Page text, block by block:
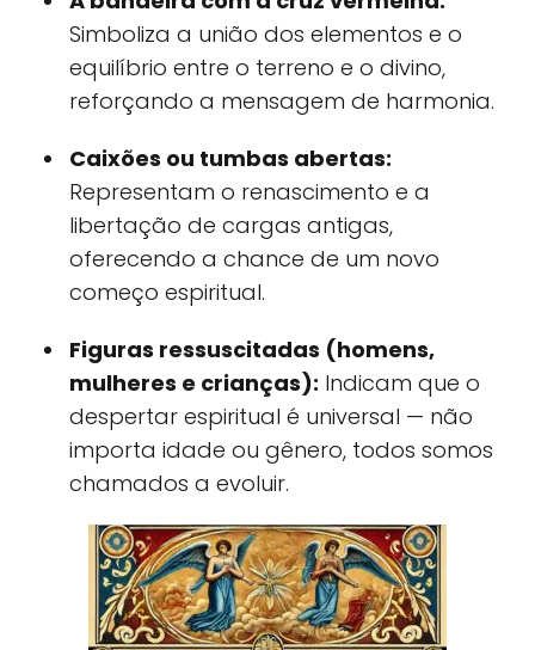
Simboliza a união dos elementos e o
equilíbrio entre o terreno e o divino,
reforçando a mensagem de harmonia.
Caixões ou tumbas abertas:
Representam o renascimento e a
libertação de cargas antigas,
oferecendo a chance de um novo
começo espiritual.
Figuras ressuscitadas (homens,
mulheres e crianças): Indicam que o
despertar espiritual é universal — não
importa idade ou gênero, todos somos
chamados a evoluir.